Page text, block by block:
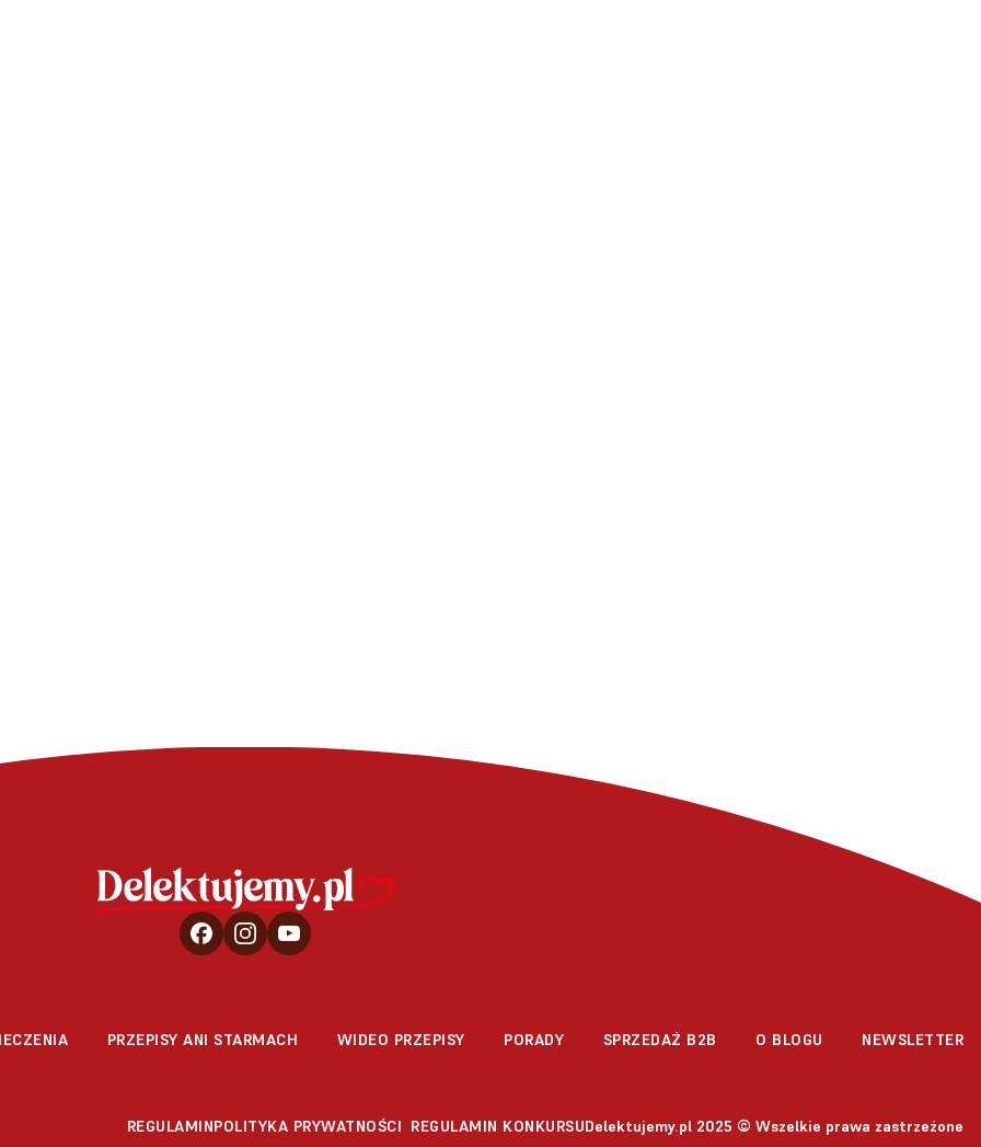
PRZEPISY ANI STARMACH WIDEO PRZEPISY PORADY SPRZEDAŻ B2B O BLOGU NEWSLETTER
REGULAMINPOLITYKA PRYWATNOŚCI REGULAMIN KONKURSUDelektujemy.pl 2025 © Wszelkie prawa zastrzeżone